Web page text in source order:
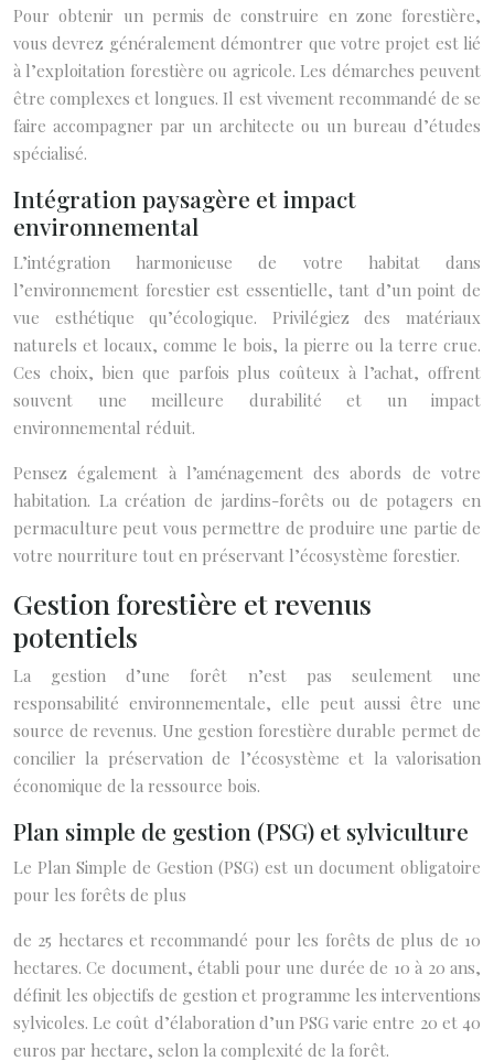
Pour obtenir un permis de construire en zone forestière,
vous devrez généralement démontrer que votre projet est lié
à l’exploitation forestière ou agricole. Les démarches peuvent
être complexes et longues. Il est vivement recommandé de se
faire accompagner par un architecte ou un bureau d’études
spécialisé.
Intégration paysagère et impact
environnemental
L’intégration harmonieuse de votre habitat dans
l’environnement forestier est essentielle, tant d’un point de
vue esthétique qu’écologique. Privilégiez des matériaux
naturels et locaux, comme le bois, la pierre ou la terre crue.
Ces choix, bien que parfois plus coûteux à l’achat, offrent
souvent une meilleure durabilité et un impact
environnemental réduit.
Pensez également à l’aménagement des abords de votre
habitation. La création de jardins-forêts ou de potagers en
permaculture peut vous permettre de produire une partie de
votre nourriture tout en préservant l’écosystème forestier.
Gestion forestière et revenus
potentiels
La gestion d’une forêt n’est pas seulement une
responsabilité environnementale, elle peut aussi être une
source de revenus. Une gestion forestière durable permet de
concilier la préservation de l’écosystème et la valorisation
économique de la ressource bois.
Plan simple de gestion (PSG) et sylviculture
Le Plan Simple de Gestion (PSG) est un document obligatoire
pour les forêts de plus
de 25 hectares et recommandé pour les forêts de plus de 10
hectares. Ce document, établi pour une durée de 10 à 20 ans,
définit les objectifs de gestion et programme les interventions
sylvicoles. Le coût d’élaboration d’un PSG varie entre 20 et 40
euros par hectare, selon la complexité de la forêt.